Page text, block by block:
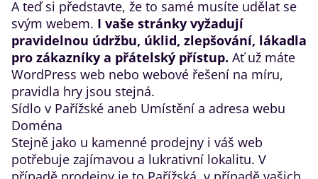
A teď si představte, že to samé musíte udělat se
svým webem. I vaše stránky vyžadují
pravidelnou údržbu, úklid, zlepšování, lákadla
pro zákazníky a přátelský přístup. Ať už máte
WordPress web nebo webové řešení na míru,
pravidla hry jsou stejná.
​Sídlo v Pařížské aneb Umístění a adresa webu
​Doména
Stejně jako u kamenné prodejny i váš web
potřebuje zajímavou a lukrativní lokalitu. V